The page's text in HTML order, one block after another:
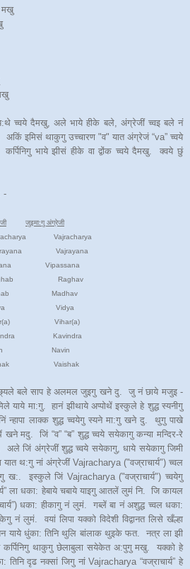
मखु
च्वये दैमखु, अले भाये हीके बले, अंग्रेजीं च्वइ बले नं
अकिं इमिसं थाकुगु उच्चारण "व" यात अंग्रेजं “va” च्वये
भाये झीसं हीके वा द्वोंक च्वये दैमखु. क्वये छुं
-
जुइमा:गु अंग्रेजी
Vajracharya
Vajrayana
Vipassana
Raghav
Madhav
Vidya
Vihar(a)
Kavindra
Navin
Vaishak
बले साप हे अलमल जुइगु खने दु. जु नं छाये मजुइ -
याये मा:गु. हानं झीथाये अप्पोथें इस्कुले हे शुद्ध स्यनीगु
न्हापा लाक्क शुद्ध च्वयेगु स्यने मा:गु खने दु. थुगु पाखे
मदु. जिं “व” “ब” शुद्ध च्वये सयेकागु कन्या मन्दिर-रे
जिं अंग्रेजीं शुद्ध च्वये सयेकागु, धाये सयेकागु जिमी
यात थ:गु नां अंग्रेजीं Vajracharya ("वज्राचार्य") च्वल
ख:. इस्कुले जिं Vajracharya ("वज्राचार्य") च्वयेगु
ला धका: हेबाये चबाये याइगु आतलें लुमं नि. जि कायल
धका: हीकागु नं लुमं. गब्लें बा नं अशुद्ध च्वल धका:
नं लुमं. वयां लिपा यक्को विदेशी विद्वानत लिसे खँल्हा
याये धुंका: तिनि थुलि बांलाक थुइके फत. नत्र ला झी
कर्पिनिगु थाकुगु छेलाबुला सयेकेत अ:पुगु मखु. यक्को हे
दृढ नक्सां जिगु नां Vajracharya “वज्राचार्य” हे